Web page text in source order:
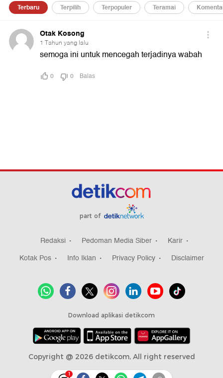
1
part of
Redaksi Pedoman Media Siber
Karir
Kotak Pos
Info Iklan Privacy Policy Disclaimer
Download aplikasi detikcom
Copyright @ 2026 detikcom, All right reserved